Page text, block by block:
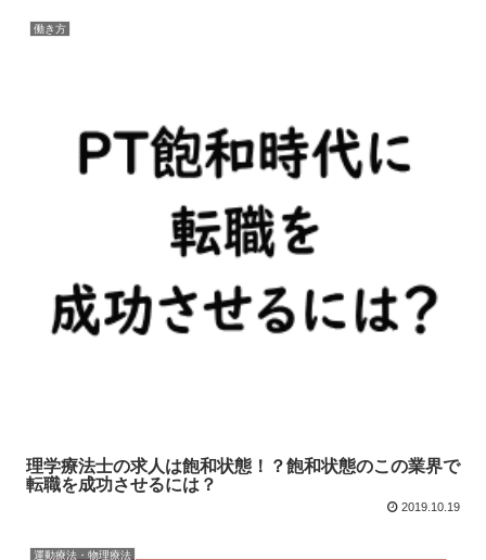
働き方
理学療法士の求人は飽和状態！？飽和状態のこの業界で
転職を成功させるには？
2019.10.19
運動療法・物理療法